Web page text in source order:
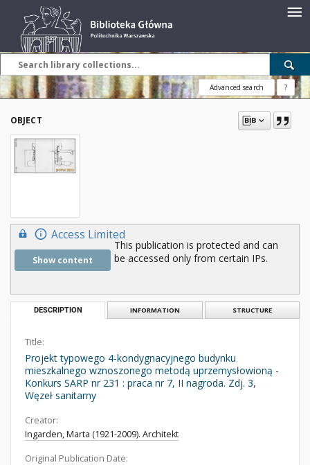
Advanced search ?
OBJECT
Access Limited
Show content
This publication is protected and can
be accessed only from certain IPs.
DESCRIPTION INFORMATION STRUCTURE
Title:
Projekt typowego 4-kondygnacyjnego budynku
mieszkalnego wznoszonego metodą uprzemysłowioną -
Konkurs SARP nr 231 : praca nr 7, II nagroda. Zdj. 3,
Węzeł sanitarny
Creator:
Ingarden, Marta (1921-2009). Architekt
Original Publication Date: